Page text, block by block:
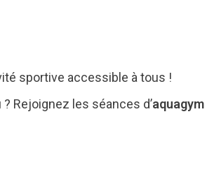
sportive accessible à tous !
Rejoignez les séances d’aquagym